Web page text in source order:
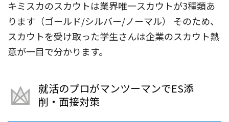
キミスカのスカウトは業界唯一スカウトが3種類あ
ります（ゴールド/シルバー/ノーマル） そのため、
スカウトを受け取った学生さんは企業のスカウト熱
意が一目で分かります。
就活のプロがマンツーマンでES添
削・面接対策